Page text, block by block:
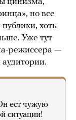
цинизма,
но все
хоть
Уже тут
режиссера —
ест чужую
ситуации!